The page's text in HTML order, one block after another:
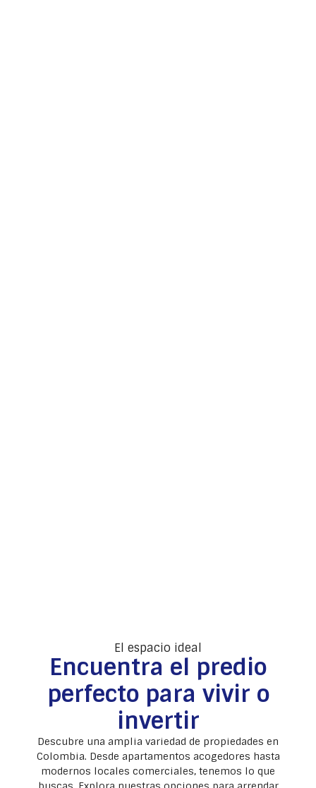
El espacio ideal
Encuentra el predio
perfecto para vivir o
invertir
Descubre una amplia variedad de propiedades en
Colombia. Desde apartamentos acogedores hasta
modernos locales comerciales, tenemos lo que